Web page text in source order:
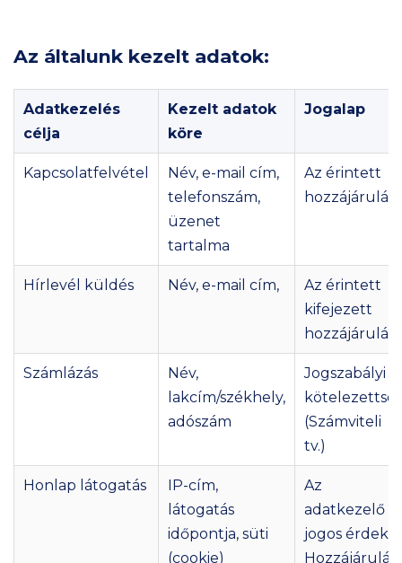
Az általunk kezelt adatok:
Adatkezelés
célja
Kezelt adatok
köre
Jogalap
Kapcsolatfelvétel
Név, e-mail cím,
telefonszám,
üzenet
tartalma
Az érintett
hozzájárulása
Hírlevél küldés Név, e-mail cím,
Az érintett
kifejezett
hozzájárulása
Számlázás
Név,
lakcím/székhely,
adószám
Jogszabályi
(Számviteli
tv.)
Honlap látogatás
IP-cím,
látogatás
időpontja, süti
(cookie)
Az
adatkezelő
jogos érdeke
Hozzájárulás